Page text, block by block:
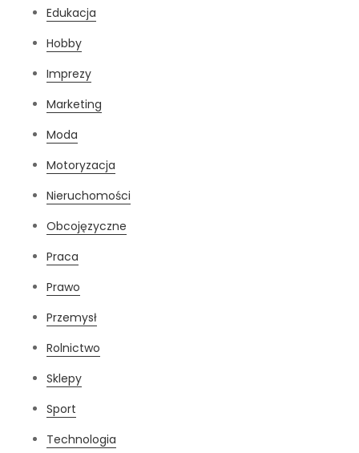
Edukacja
Hobby
Imprezy
Marketing
Moda
Motoryzacja
Nieruchomości
Obcojęzyczne
Praca
Prawo
Przemysł
Rolnictwo
Sklepy
Sport
Technologia